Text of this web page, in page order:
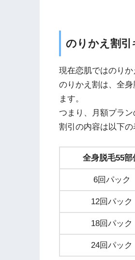
のりかえ割引
現在恋肌ではのりか
のりかえ割は、全
ます。
つまり、月額プラ
割引の内容は以下の
全身脱毛55部
6回パック
12回パック
18回パック
24回パック